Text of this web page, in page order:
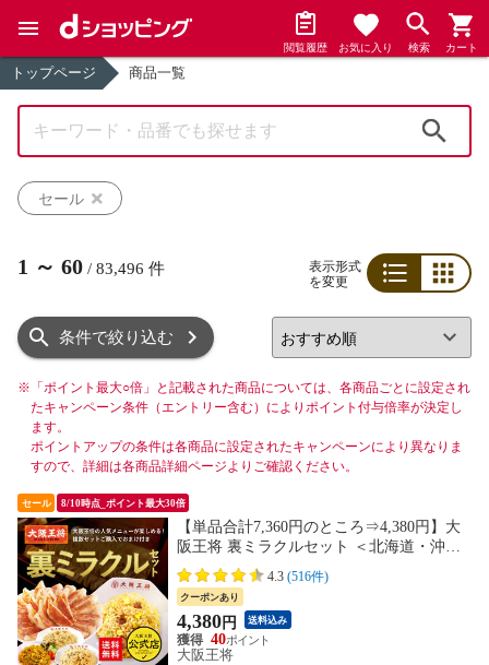
閲覧履歴 お気に入り 検索 カート
トップページ 商品一覧
セール
1 ～ 60 / 83,496 件
表示形式
を変更
条件で絞り込む
※ 「ポイント最大○倍」と記載された商品については、各商品ごとに設定され
たキャンペーン条件（エントリー含む）によりポイント付与倍率が決定し
ます。
ポイントアップの条件は各商品に設定されたキャンペーンにより異なりま
すので、詳細は各商品詳細ページよりご確認ください。
セール 8/10時点_ポイント最大30倍
【単品合計7,360円のところ⇒4,380円】大
阪王将 裏ミラクルセット ＜北海道・沖縄
は別途追加送料＞ 餃子 チャーハン お取り
寄せ 冷凍食品 冷凍餃子 ギフト 【大阪王将
CP】
4.3 (516件)
クーポンあり
4,380円 送料込み
40
大阪王将